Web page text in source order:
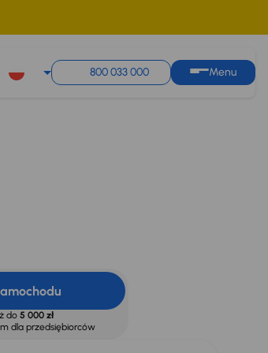
800 033 000 Menu
do 5 000 zł
dla przedsiębiorców